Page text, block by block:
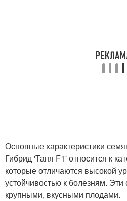
Основные характеристики
Гибрид 'Таня F1' относится к
которые отличаются высокой
устойчивостью к болезням.
крупными, вкусными плодами.